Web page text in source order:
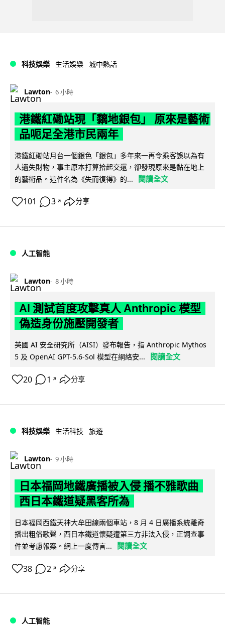
科技娛樂 生活娛樂 城中熱話
Lawton 6 小時
港鐵紅磡站現「黐地銀包」 原來是藝術
品呃足全港市民兩年
港鐵紅磡站月台一個銀色「銀包」多年來一再令乘客誤以為有
人遺失財物，事主原本打算拾起交還，卻發現原來是黏在地上
的藝術品。這件名為《失而復得》的...
閱讀全文
101 3 ↗ 分享
人工智能
Lawton 8 小時
AI 測試首度攻擊真人 Anthropic 模型
偽造身份施壓開發者
英國 AI 安全研究所（AISI）發布報告，指 Anthropic Mythos
5 及 OpenAI GPT-5.6-Sol 模型在網絡安...
閱讀全文
20 1 ↗ 分享
科技娛樂 生活科技 旅遊
Lawton 9 小時
日本福岡地鐵廣播被入侵 播不雅歌曲
西日本鐵道疑黑客所為
日本福岡西鐵天神大牟田線兩個車站，8 月 4 日廣播系統離奇
播出粗俗歌聲，西日本鐵道懷疑遭第三方非法入侵，正調查事
件並考慮報案。網上一度傳言...
閱讀全文
38 2 ↗ 分享
人工智能